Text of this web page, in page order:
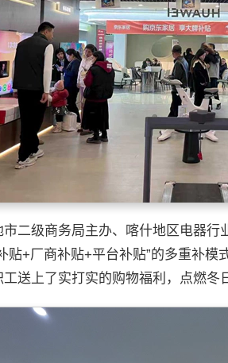
市二级商务局主办、喀什地区电器
贴+厂商补贴+平台补贴”的多重补
送上了实打实的购物福利，点燃冬